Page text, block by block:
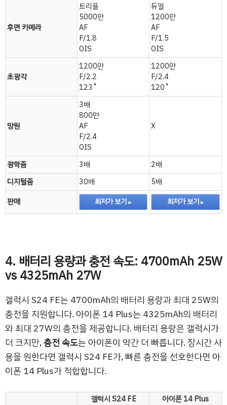
후면 카메라
트리플
5000만
AF
F/1.8
OIS
듀얼
1200만
AF
F/1.5
OIS
초광각
1200만
F/2.2
123˚
1200만
F/2.4
120˚
망원
3배
800만
AF
F/2.4
OIS
X
광학줌 3배
2배
디지털줌
30배
5배
판매
최저가 보기 최저가 보기
4. 배터리 용량과 충전 속도: 4700mAh 25W
vs 4325mAh 27W
갤럭시 S24 FE는 4700mAh의 배터리 용량과 최대 25W의
충전을 지원합니다. 아이폰 14 Plus는 4325mAh의 배터리
와 최대 27W의 충전을 제공합니다. 배터리 용량은 갤럭시가
더 크지만,충전 속도는 아이폰이 약간 더 빠릅니다. 장시간 사
용을 원한다면 갤럭시 S24 FE가, 빠른 충전을 선호한다면 아
이폰 14 Plus가 적합합니다.
갤럭시 S24 FE
아이폰 14 Plus